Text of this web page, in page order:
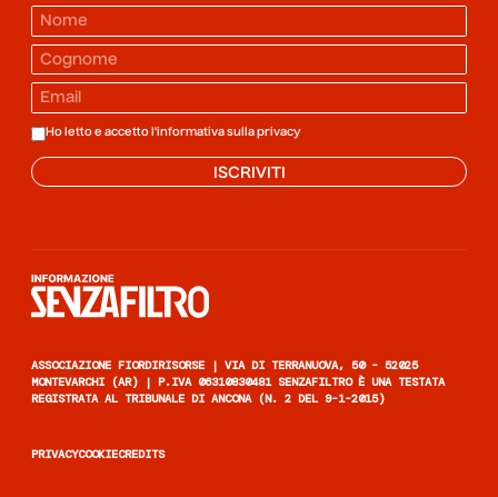
Ho letto e accetto l'informativa sulla privacy
ISCRIVITI
ASSOCIAZIONE FIORDIRISORSE | VIA DI TERRANUOVA, 50 - 52025
MONTEVARCHI (AR) | P.IVA 06310830481 SENZAFILTRO È UNA TESTATA
REGISTRATA AL TRIBUNALE DI ANCONA (N. 2 DEL 9-1-2015)
PRIVACYCOOKIECREDITS